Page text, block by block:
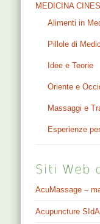
MEDICINA
Alimenti in
Pillole di
Idee e Teorie
Oriente e
Massaggi e
Esperienze
Siti Web
AcuMassage –
Acupuncture SIdA